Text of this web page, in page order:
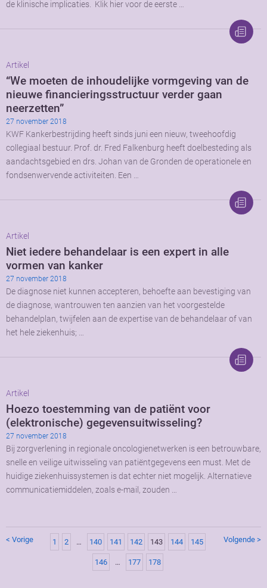
de klinische implicaties. Klik hier voor de eerste …
Artikel
“We moeten de inhoudelijke vormgeving van de
nieuwe financieringsstructuur verder gaan
neerzetten”
27 november 2018
KWF Kankerbestrijding heeft sinds juni een nieuw, tweehoofdig
collegiaal bestuur. Prof. dr. Fred Falkenburg heeft doelbesteding als
aandachtsgebied en drs. Johan van de Gronden de operationele en
fondsenwervende activiteiten. Een …
Artikel
Niet iedere behandelaar is een expert in alle
vormen van kanker
27 november 2018
De diagnose niet kunnen accepteren, behoefte aan bevestiging van
de diagnose, wantrouwen ten aanzien van het voorgestelde
behandelplan, twijfelen aan de expertise van de behandelaar of van
het hele ziekenhuis; …
Artikel
Hoezo toestemming van de patiënt voor
(elektronische) gegevensuitwisseling?
27 november 2018
Bij zorgverlening in regionale oncologienetwerken is een betrouwbare,
snelle en veilige uitwisseling van patiëntgegevens een must. Met de
huidige ziekenhuissystemen is dat echter niet mogelijk. Alternatieve
communicatiemiddelen, zoals e-mail, zouden …
< Vorige 1 2 … 140 141 142 143 144 145
146 … 177 178
Volgende >